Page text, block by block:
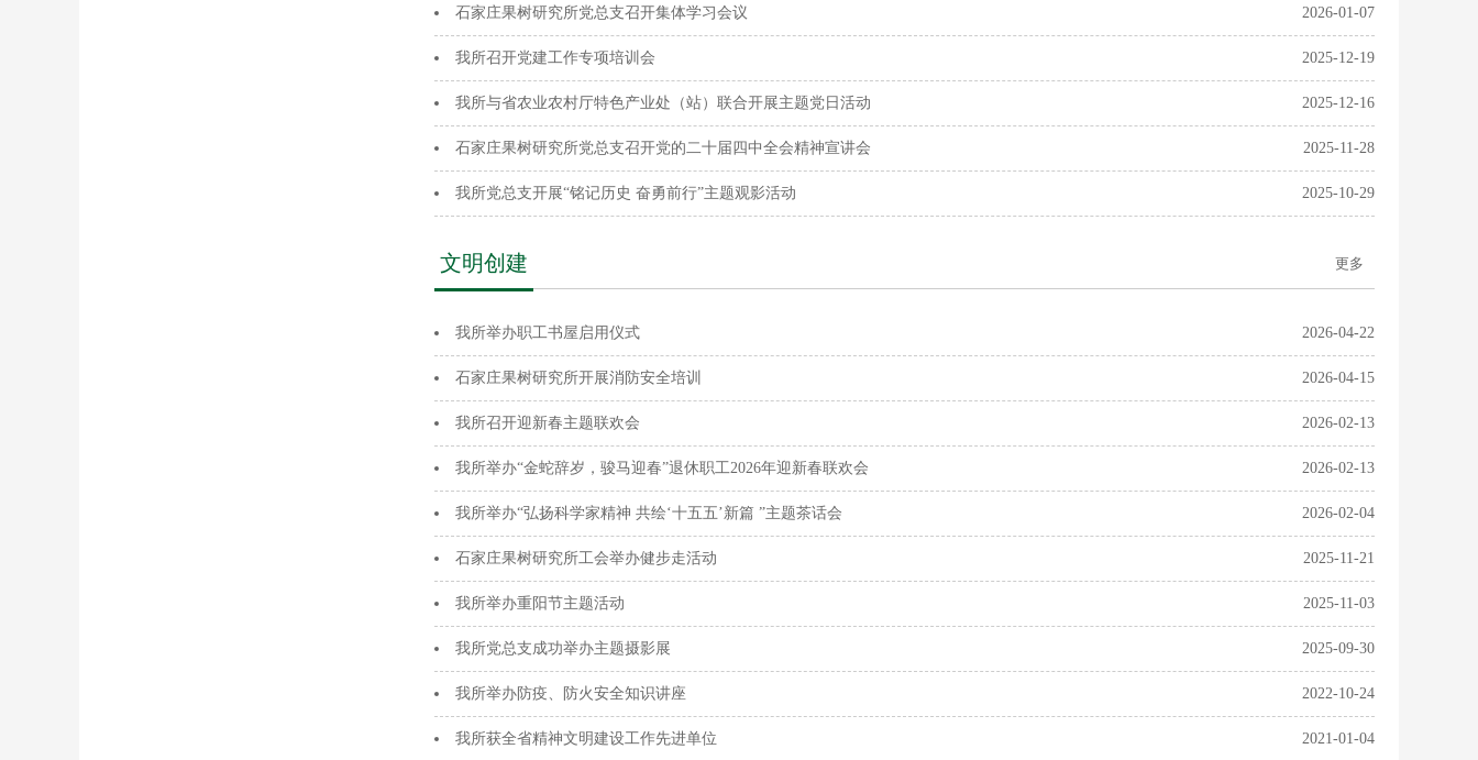
石家庄果树研究所党总支召开集体学习会议 2026-01-07
我所召开党建工作专项培训会 2025-12-19
我所与省农业农村厅特色产业处（站）联合开展主题党日活动 2025-12-16
石家庄果树研究所党总支召开党的二十届四中全会精神宣讲会 2025-11-28
我所党总支开展“铭记历史 奋勇前行”主题观影活动 2025-10-29
文明创建 更多
我所举办职工书屋启用仪式 2026-04-22
石家庄果树研究所开展消防安全培训 2026-04-15
我所召开迎新春主题联欢会 2026-02-13
我所举办“金蛇辞岁，骏马迎春”退休职工2026年迎新春联欢会 2026-02-13
我所举办“弘扬科学家精神 共绘‘十五五’新篇 ”主题茶话会 2026-02-04
石家庄果树研究所工会举办健步走活动 2025-11-21
我所举办重阳节主题活动 2025-11-03
我所党总支成功举办主题摄影展 2025-09-30
我所举办防疫、防火安全知识讲座 2022-10-24
我所获全省精神文明建设工作先进单位 2021-01-04